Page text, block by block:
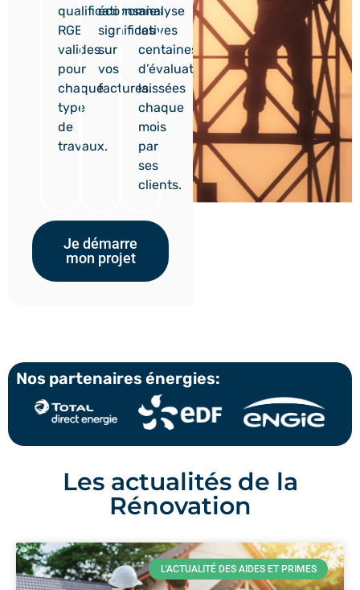
qualifications
RGE
valides
pour
chaque
type
de
travaux.
économies
significatives
sur
vos
factures.
analyse
les
centaines
d’évaluations
laissées
chaque
mois
par
ses
clients.
Je démarre
mon projet
Nos partenaires énergies:
Les actualités de la
Rénovation
L'ACTUALITÉ DES AIDES ET PRIMES